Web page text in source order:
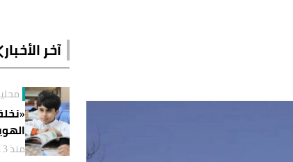
آخر الأخبار
منذ 3 دقائق